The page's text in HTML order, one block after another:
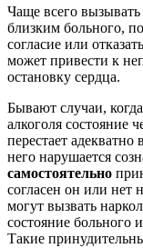
Чаще всего
близким больного,
согласие или
может привести к
остановку сердца.
Бывают случаи,
алкоголя состояние
перестает
него нарушается
самостоятельно
согласен он или
могут вызвать
состояние больного
Такие